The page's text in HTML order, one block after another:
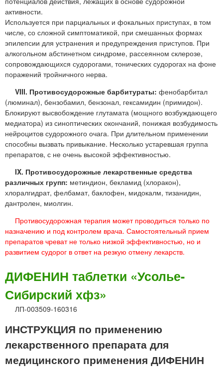
активности.
Используется при парциальных и фокальных приступах, в том
числе, со сложной симптоматикой, при смешанных формах
эпилепсии для устранения и предупреждения приступов. При
алкогольном абстинетном синдроме, рассеянном склерозе,
сопровождающихся судорогами, тонических судорогах на фоне
поражений тройничного нерва.
VIII. Противосудорожные барбитураты: фенобарбитал
(люминал), бензобамил, бензонал, гексамидин (примидон).
Блокируют высвобождение глутамата (мощного возбуждающего
медиатора) из синоптических окончаний, понижая возбудимость
нейроцитов судорожного очага. При длительном применении
способны вызвать привыкание. Несколько устаревшая группа
препаратов, с не очень высокой эффективностью.
IX. Противосудорожные лекарственные средства
различных групп: метиндион, бекламид (хлоракон),
хлоралгидрат, фелбамат, баклофен, мидокалм, тизанидин,
дантролен, миолгин.
Противосудорожная терапия может проводиться только по
назначению и под контролем врача. Самостоятельный прием
препаратов чреват не только низкой эффективностью, но и
развитием судорог в ответ на резкую отмену лекарств.
ДИФЕНИН таблетки «Усолье-
Сибирский хфз»
ЛП-003509-160316
ИНСТРУКЦИЯ по применению
лекарственного препарата для
медицинского применения ДИФЕНИН